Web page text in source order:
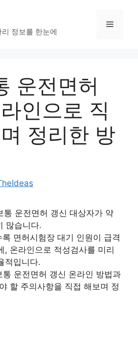
정보를 한눈에
Menu
운전면허
인으로 직
정리한 방
통 운전면허 갱신 대상자가 약
많습니다.
면허시험장 대기 인원이 급격
, 온라인으로 적성검사를 미리
적입니다.
통 운전면허 갱신 온라인 방법과
할 주의사항을 직접 해보며 정